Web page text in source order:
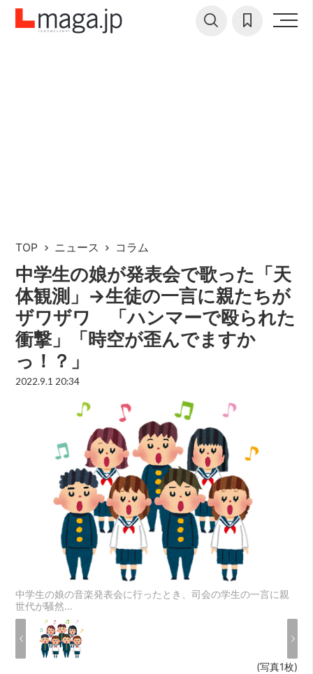
TOP ニュース コラム
中学生の娘が発表会で歌った「天
体観測」→生徒の一言に親たちが
ザワザワ 「ハンマーで殴られた
衝撃」「時空が歪んでますか
っ！？」
2022.9.1 20:34
中学生の娘の音楽発表会に行ったとき、司会の学生の一言に親
世代が騒然…
(写真1枚)